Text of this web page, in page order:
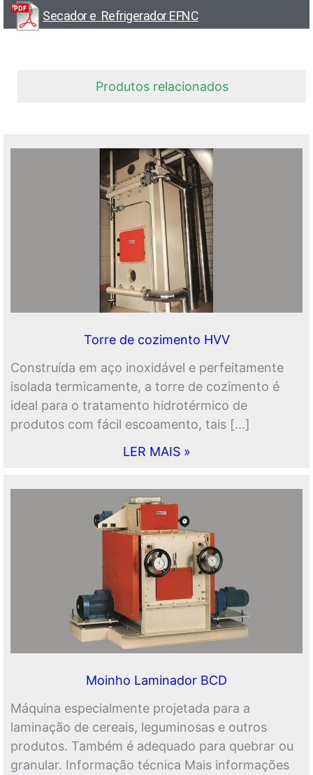
Secador e Refrigerador EFNC
Produtos relacionados
Torre de cozimento HVV
Construída em aço inoxidável e perfeitamente
isolada termicamente, a torre de cozimento é
ideal para o tratamento hidrotérmico de
produtos com fácil escoamento, tais […]
LER MAIS »
Moinho Laminador BCD
Máquina especialmente projetada para a
laminação de cereais, leguminosas e outros
produtos. Também é adequado para quebrar ou
granular. Informação técnica Mais informações